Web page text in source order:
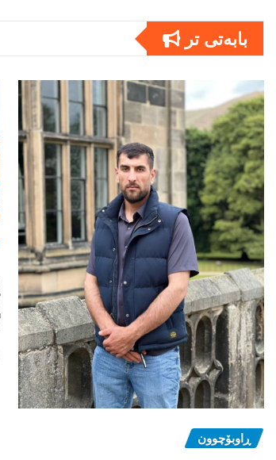
بابەتى تر
ڕاوبۆچوون